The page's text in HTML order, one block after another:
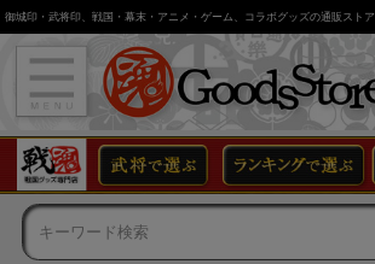
御城印・武将印、戦国・幕末・アニメ・ゲーム、コラボグッズの通販ストア